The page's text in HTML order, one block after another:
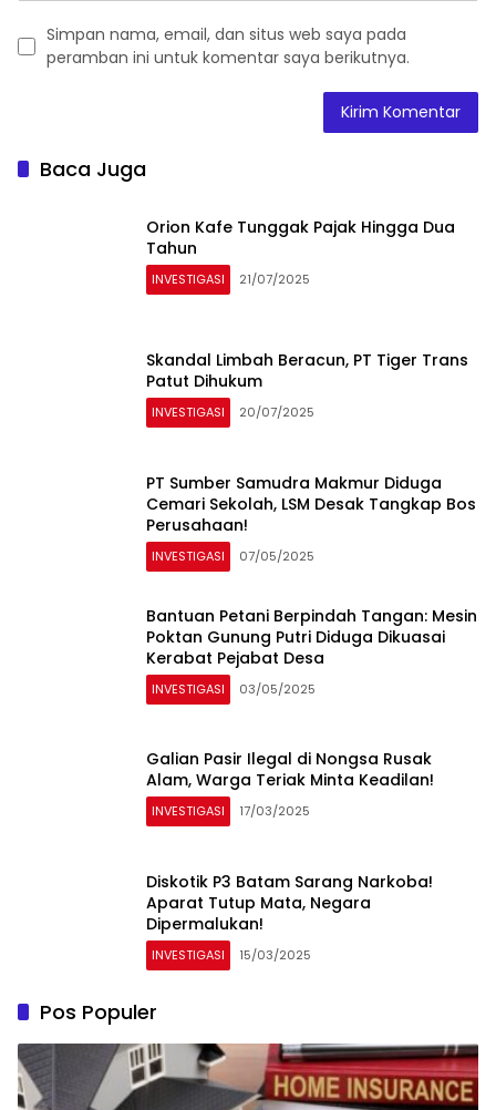
Simpan nama, email, dan situs web saya pada
peramban ini untuk komentar saya berikutnya.
Baca Juga
Orion Kafe Tunggak Pajak Hingga Dua
Tahun
INVESTIGASI 21/07/2025
Skandal Limbah Beracun, PT Tiger Trans
Patut Dihukum
INVESTIGASI 20/07/2025
PT Sumber Samudra Makmur Diduga
Cemari Sekolah, LSM Desak Tangkap Bos
Perusahaan!
INVESTIGASI 07/05/2025
Bantuan Petani Berpindah Tangan: Mesin
Poktan Gunung Putri Diduga Dikuasai
Kerabat Pejabat Desa
INVESTIGASI 03/05/2025
Galian Pasir Ilegal di Nongsa Rusak
Alam, Warga Teriak Minta Keadilan!
INVESTIGASI 17/03/2025
Diskotik P3 Batam Sarang Narkoba!
Aparat Tutup Mata, Negara
Dipermalukan!
INVESTIGASI 15/03/2025
Pos Populer